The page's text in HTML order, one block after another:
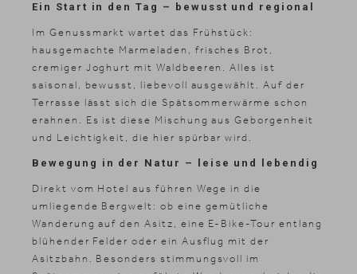
News & Stories
Ein Start in den Tag – bewusst und regional
Im Genussmarkt wartet das Frühstück:
hausgemachte Marmeladen, frisches Brot,
cremiger Joghurt mit Waldbeeren. Alles ist
saisonal, bewusst, liebevoll ausgewählt. Auf der
Terrasse lässt sich die Spätsommerwärme schon
erahnen. Es ist diese Mischung aus Geborgenheit
und Leichtigkeit, die hier spürbar wird.
Bewegung in der Natur – leise und lebendig
Direkt vom Hotel aus führen Wege in die
umliegende Bergwelt: ob eine gemütliche
Wanderung auf den Asitz, eine E-Bike-Tour entlang
blühender Felder oder ein Ausflug mit der
Asitzbahn. Besonders stimmungsvoll im